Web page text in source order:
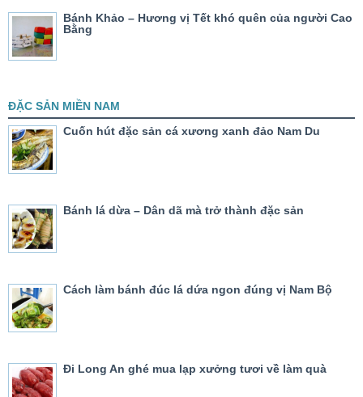
Bánh Khảo – Hương vị Tết khó quên của người Cao
Bằng
ĐẶC SẢN MIỀN NAM
Cuốn hút đặc sản cá xương xanh đảo Nam Du
Bánh lá dừa – Dân dã mà trở thành đặc sản
Cách làm bánh đúc lá dứa ngon đúng vị Nam Bộ
Đi Long An ghé mua lạp xưởng tươi về làm quà